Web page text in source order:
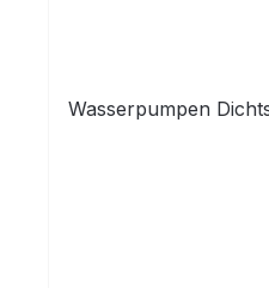
Wasserpumpen